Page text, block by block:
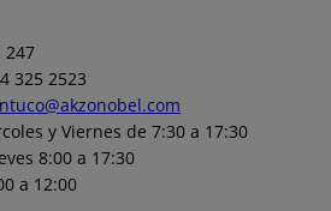
247
325 2523
y Viernes de 7:30 a 17:30
8:00 a 17:30
a 12:00